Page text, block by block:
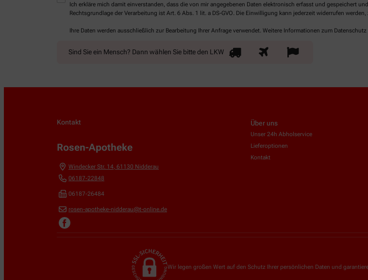
Ich erkläre mich damit einverstanden, dass die von mir angegebenen Daten elektronisch erfasst und gespeichert
Rechtsgrundlage der Verarbeitung ist Art. 6 Abs. 1 lit. a DS-GVO. Die Einwilligung kann jederzeit widerrufen werden,
Ihre Daten werden ausschließlich zur Bearbeitung Ihrer Anfrage verwendet. Weitere Informationen zum
Sind Sie ein Mensch? Dann wählen Sie bitteden LKW
Kontakt
Rosen-Apotheke
Windecker Str. 14, 61130 Nidderau
06187-22848
06187-26484
rosen-apotheke-nidderau@t-online.de
Über uns
Unser 24h Abholservice
Lieferoptionen
Kontakt
Wir legen großen Wert auf den Schutz Ihrer persönlichen Daten und